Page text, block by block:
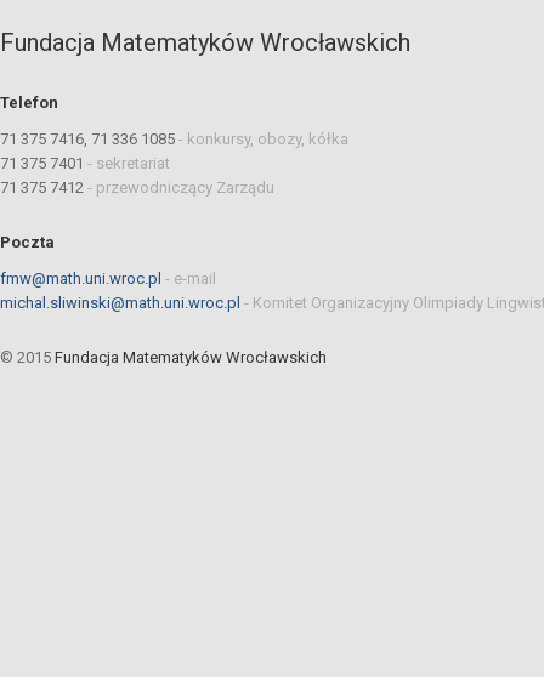
Fundacja Matematyków Wrocławskich
Telefon
71 375 7416, 71 336 1085 - konkursy, obozy, kółka
71 375 7401 - sekretariat
71 375 7412 - przewodniczący Zarządu
Poczta
fmw@math.uni.wroc.pl - e-mail
michal.sliwinski@math.uni.wroc.pl - Komitet Organizacyjny Olimpiady
© 2015 Fundacja Matematyków Wrocławskich